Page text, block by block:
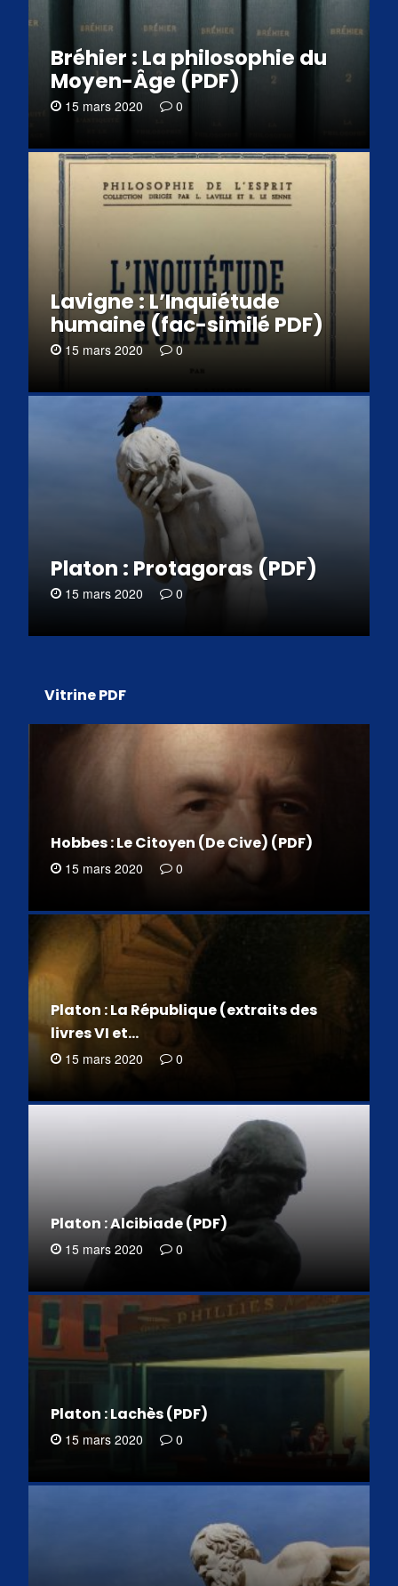
Bréhier : La philosophie du
Moyen-Âge (PDF)
15 mars 2020 0
Lavigne : L’Inquiétude
humaine (fac-similé PDF)
15 mars 2020 0
Platon : Protagoras (PDF)
15 mars 2020 0
Vitrine PDF
Hobbes : Le Citoyen (De Cive) (PDF)
15 mars 2020 0
Platon : La République (extraits des
livres VI et…
15 mars 2020 0
Platon : Alcibiade (PDF)
15 mars 2020 0
Platon : Lachès (PDF)
15 mars 2020 0